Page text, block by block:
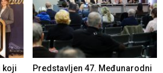
koji
Predstavljen 47. Međunarodni